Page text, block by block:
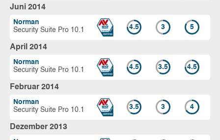
Juni 2014
Norman
Security Suite Pro 10.1
4.5 3 5
April 2014
Norman
Security Suite Pro 10.1
4.5 3.5 4.5
Februar 2014
Norman
Security Suite Pro 10.1
3.5 3 4
Dezember 2013